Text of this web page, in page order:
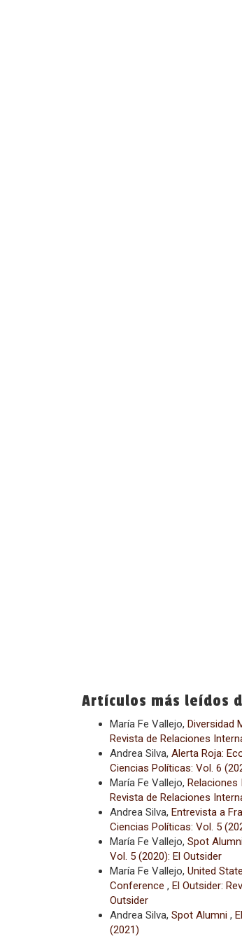
Artículos más leídos
María Fe Vallejo, Diversidad
Revista de Relaciones
Andrea Silva, Alerta Roja:
Ciencias Políticas: Vol. 6
María Fe Vallejo, Relaciones
Revista de Relaciones
Andrea Silva, Entrevista a
Ciencias Políticas: Vol. 5
María Fe Vallejo, Spot
Vol. 5 (2020): El Outsider
María Fe Vallejo, United
Conference , El Outsider:
Outsider
Andrea Silva, Spot Alumni ,
(2021)